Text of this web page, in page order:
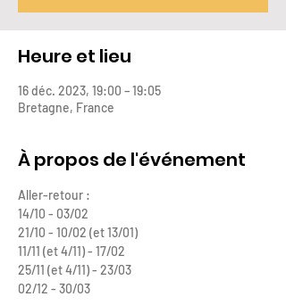
Heure et lieu
16 déc. 2023, 19:00 – 19:05
Bretagne, France
À propos de l'événement
Aller-retour :
14/10 - 03/02
21/10 - 10/02 (et 13/01)
11/11 (et 4/11) - 17/02
25/11 (et 4/11) - 23/03
02/12 - 30/03